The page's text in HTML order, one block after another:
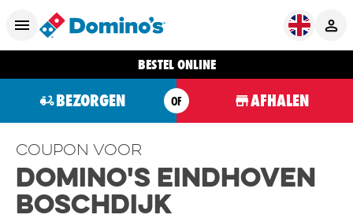
BESTEL ONLINE
BEZORGEN OF AFHALEN
Coupon voor
Domino's Eindhoven
Boschdijk